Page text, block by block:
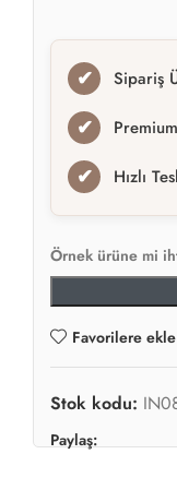
✔ Sipariş
✔
✔ Hızlı
Örnek ürüne mi
Favorilere ekle
Stok kodu:
Paylaş: